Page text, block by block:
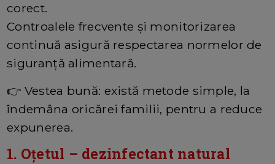
corect.
Controalele frecvente și monitorizarea
continuă asigură respectarea normelor de
siguranță alimentară.
👉 Vestea bună: există metode simple, la
îndemâna oricărei familii, pentru a reduce
expunerea.
1. Oțetul – dezinfectant natural